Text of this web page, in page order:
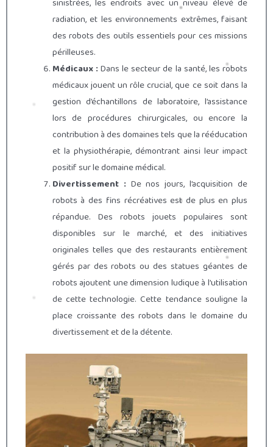
radiation, et les environnements extrêmes, faisant
des robots des outils essentiels pour ces missions
périlleuses.
Médicaux : Dans le secteur de la santé, les robots
médicaux jouent un rôle crucial, que ce soit dans la
gestion d’échantillons de laboratoire, l’assistance
lors de procédures chirurgicales, ou encore la
contribution à des domaines tels que la rééducation
et la physiothérapie, démontrant ainsi leur impact
positif sur le domaine médical.
Divertissement : De nos jours, l’acquisition de
robots à des fins récréatives est de plus en plus
répandue. Des robots jouets populaires sont
disponibles sur le marché, et des initiatives
originales telles que des restaurants entièrement
gérés par des robots ou des statues géantes de
robots ajoutent une dimension ludique à l’utilisation
de cette technologie. Cette tendance souligne la
place croissante des robots dans le domaine du
divertissement et de la détente.